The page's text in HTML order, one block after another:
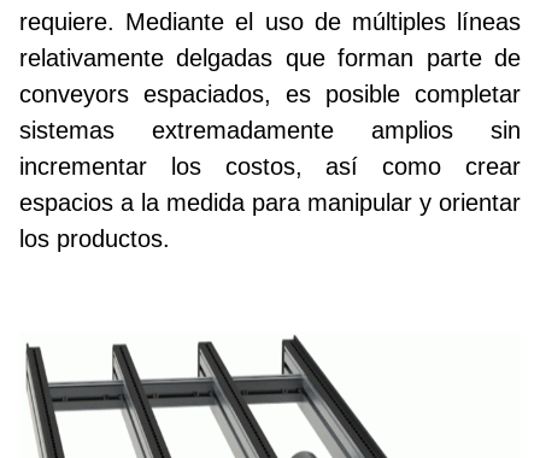
requiere. Mediante el uso de múltiples líneas
relativamente delgadas que forman parte de
conveyors espaciados, es posible completar
sistemas extremadamente amplios sin
incrementar los costos, así como crear
espacios a la medida para manipular y orientar
los productos.